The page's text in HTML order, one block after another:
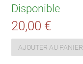
Disponible
20,00 €
AJOUTER AU PANIER